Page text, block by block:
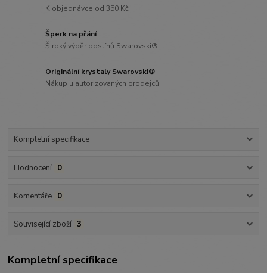
K objednávce od 350 Kč
Šperk na přání
Široký výběr odstínů Swarovski®
Originální krystaly Swarovski®
Nákup u autorizovaných prodejců
Kompletní specifikace
Hodnocení 0
Komentáře 0
Související zboží 3
Kompletní specifikace